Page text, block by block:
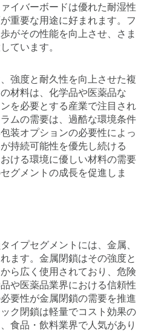
イバーボードは優れた耐湿性
重要な用途に好まれます。フ
がその性能を向上させ、さま
ています。
強度と耐久性を向上させた複
材料は、化学品や医薬品な
を必要とする産業で注目され
ムの需要は、過酷な環境条件
装オプションの必要性によっ
持続可能性を優先し続ける
ける環境に優しい材料の需要
グメントの成長を促進しま
イプセグメントには、金属、
ます。金属閉鎖はその強度と
ら広く使用されており、危険
や医薬品業界における信頼性
要性が金属閉鎖の需要を推進
ク閉鎖は軽量でコスト効果の
食品・飲料業界で人気があり